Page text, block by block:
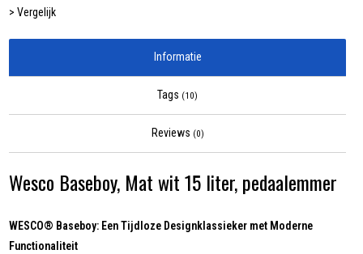
> Vergelijk
Informatie
Tags (10)
Reviews (0)
Wesco Baseboy, Mat wit 15 liter, pedaalemmer
WESCO® Baseboy: Een Tijdloze Designklassieker met Moderne
Functionaliteit